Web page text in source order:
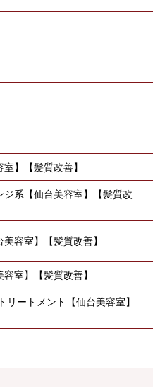
】【髪質改善】
ジ系【仙台美容室】【髪質改
容室】【髪質改善】
室】【髪質改善】
リートメント【仙台美容室】